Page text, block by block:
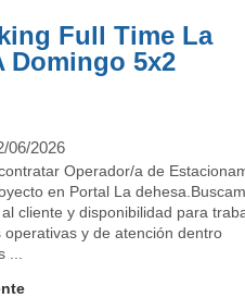
Full Time La
Domingo 5x2
06/2026
Operador/a de
en Portal La
cliente y disponibilidad para
y de atención dentro